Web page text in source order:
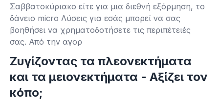
Σαββατοκύριακο είτε για μια διεθνή εξόρμηση, το
δάνειο micro Λύσεις για εσάς μπορεί να σας
βοηθήσει να χρηματοδοτήσετε τις περιπέτειές
σας. Από την αγορ
Ζυγίζοντας τα πλεονεκτήματα
και τα μειονεκτήματα - Αξίζει τον
κόπο;